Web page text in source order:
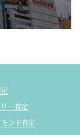
ー査定
モンド査定